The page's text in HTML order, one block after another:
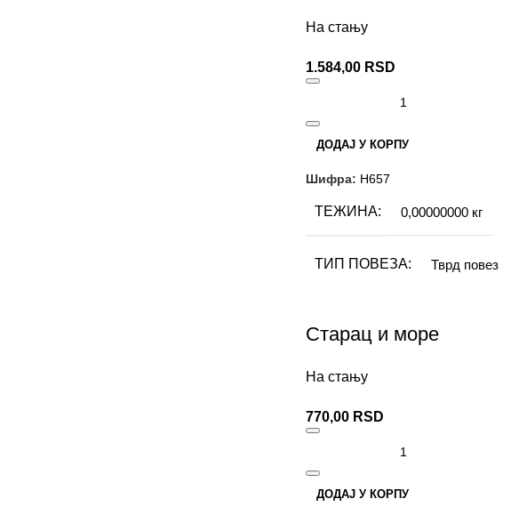
АУТОР
На стању
1.584,00 RSD
ДОДАЈ У КОРПУ
Шифра: H657
ТЕЖИНА 0,00000000 кг
ТИП ПОВЕЗА Тврд повез
АУТОР
ФОРМАТ
БРОЈ СТРАНИЦА
Старац и море
На стању
770,00 RSD
ДОДАЈ У КОРПУ